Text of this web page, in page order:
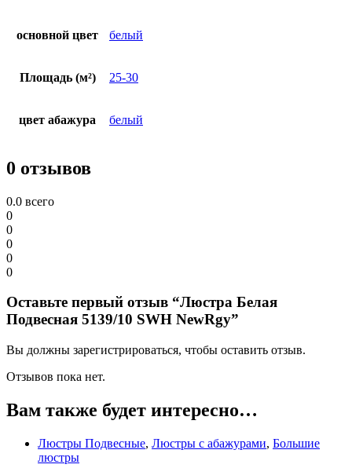
основной цвет белый
Площадь (м²) 25-30
цвет абажура белый
0 отзывов
0.0 всего
0
0
0
0
0
Оставьте первый отзыв “Люстра Белая
Подвесная 5139/10 SWH NewRgy”
Вы должны зарегистрироваться, чтобы оставить отзыв.
Отзывов пока нет.
Вам также будет интересно…
Люстры Подвесные, Люстры с абажурами, Большие
люстры